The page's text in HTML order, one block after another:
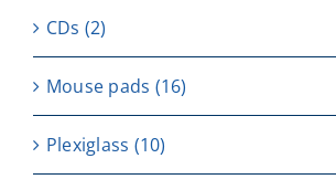
CDs (2)
Μouse pads (16)
Plexiglass (10)